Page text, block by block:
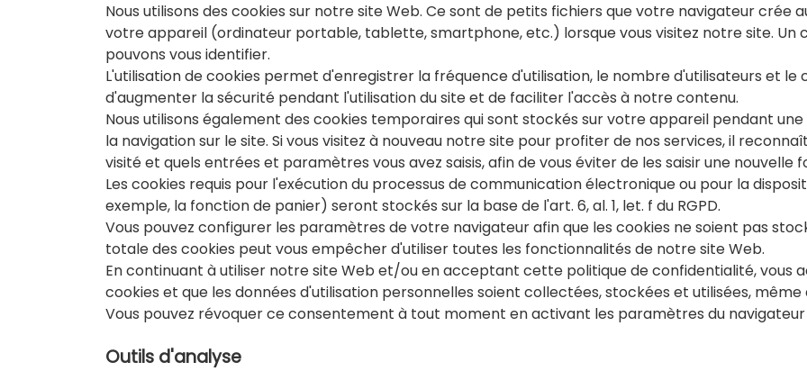
Nous utilisons des cookies sur notre site Web. Ce sont de petits fichiers que votre navigateur crée
votre appareil (ordinateur portable, tablette, smartphone, etc.) lorsque vous visitez notre site. Un
pouvons vous identifier.
L'utilisation de cookies permet d'enregistrer la fréquence d'utilisation, le nombre d'utilisateurs et
d'augmenter la sécurité pendant l'utilisation du site et de faciliter l'accès à notre contenu.
Nous utilisons également des cookies temporaires qui sont stockés sur votre appareil pendant
la navigation sur le site. Si vous visitez à nouveau notre site pour profiter de nos services, il
visité et quels entrées et paramètres vous avez saisis, afin de vous éviter de les saisir une nouvelle
Les cookies requis pour l'exécution du processus de communication électronique ou pour la
exemple, la fonction de panier) seront stockés sur la base de l'art. 6, al. 1, let. f du RGPD.
Vous pouvez configurer les paramètres de votre navigateur afin que les cookies ne soient pas
totale des cookies peut vous empêcher d'utiliser toutes les fonctionnalités de notre site Web.
En continuant à utiliser notre site Web et/ou en acceptant cette politique de confidentialité, vous
cookies et que les données d'utilisation personnelles soient collectées, stockées et utilisées,
Vous pouvez révoquer ce consentement à tout moment en activant les paramètres du
Outils d'analyse